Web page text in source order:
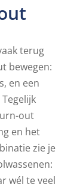
terug
bewegen:
en een
out
en het
zie je
wél te veel